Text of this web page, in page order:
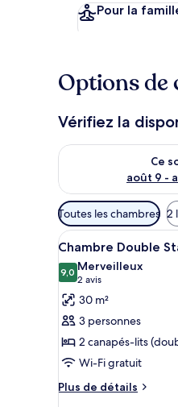
Pour la
Options de
Vérifiez la
Ce
août 9 -
Vérifier la
Filtres
disponibles
pour
les
chambres
Toutes les chambres 2
Afficher
toutes
les
photos
pour
ce
type
de
chambre :
7
Chambre Double
9,09,0 sur 10
Merveilleux
2 avis
(2 avis)
30 m²
3 personnes
2 canapés-lits
Wi-Fi gratuit
Plus de détails
Plus